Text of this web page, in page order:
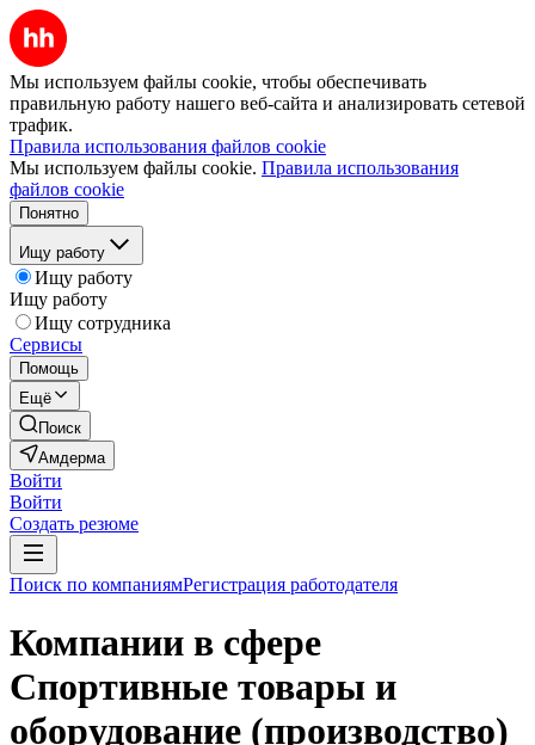
Мы используем файлы cookie, чтобы обеспечивать
правильную работу нашего веб-сайта и анализировать сетевой
трафик.
Правила использования файлов cookie
Мы используем файлы cookie. Правила использования
файлов cookie
Понятно
Ищу работу
Ищу работу
Ищу работу
Ищу сотрудника
Сервисы
Помощь
Ещё
Поиск
Амдерма
Войти
Войти
Создать резюме
Поиск по компаниямРегистрация работодателя
Компании в сфере
Спортивные товары и
оборудование (производство)